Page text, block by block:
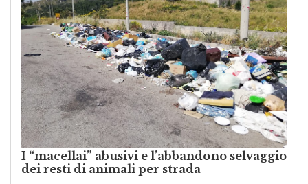
I “macellai” abusivi e l’abbandono selvaggio